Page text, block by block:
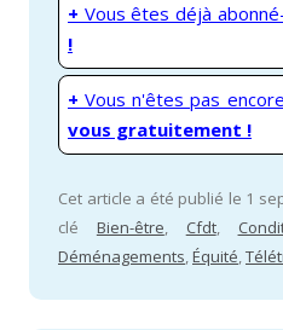
+ Vous êtes déjà
!
+ Vous n'êtes pas
vous gratuitement !
Cet article a été publié le 1
clé Bien-être, Cfdt,
Déménagements,Équité,